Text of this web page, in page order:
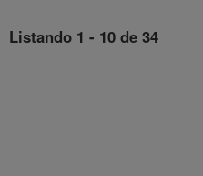
Listando 1 - 10 de 34